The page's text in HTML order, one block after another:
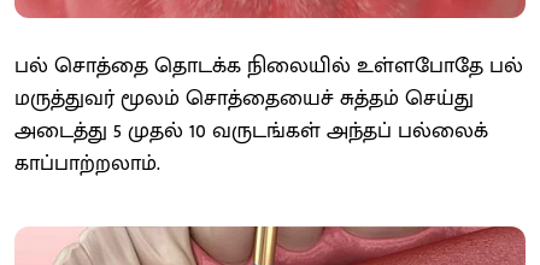
பல் சொத்தை தொடக்க நிலையில் உள்ளபோதே பல்
மருத்துவர் மூலம் சொத்தையைச் சுத்தம் செய்து
அடைத்து 5 முதல் 10 வருடங்கள் அந்தப் பல்லைக்
காப்பாற்றலாம்.